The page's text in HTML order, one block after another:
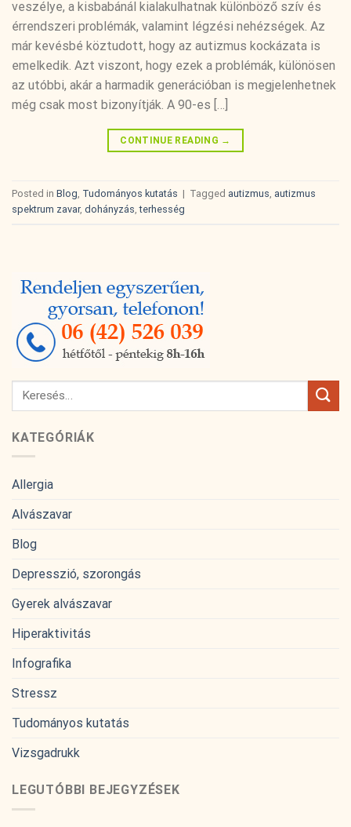
veszélye, a kisbabánál kialakulhatnak különböző szív és
érrendszeri problémák, valamint légzési nehézségek. Az
már kevésbé köztudott, hogy az autizmus kockázata is
emelkedik. Azt viszont, hogy ezek a problémák, különösen
az utóbbi, akár a harmadik generációban is megjelenhetnek
még csak most bizonyítják. A 90-es […]
CONTINUE READING →
Posted in Blog, Tudományos kutatás | Tagged autizmus, autizmus
spektrum zavar, dohányzás,terhesség
KATEGÓRIÁK
Allergia
Alvászavar
Blog
Depresszió, szorongás
Gyerek alvászavar
Hiperaktivitás
Infografika
Stressz
Tudományos kutatás
Vizsgadrukk
LEGUTÓBBI BEJEGYZÉSEK